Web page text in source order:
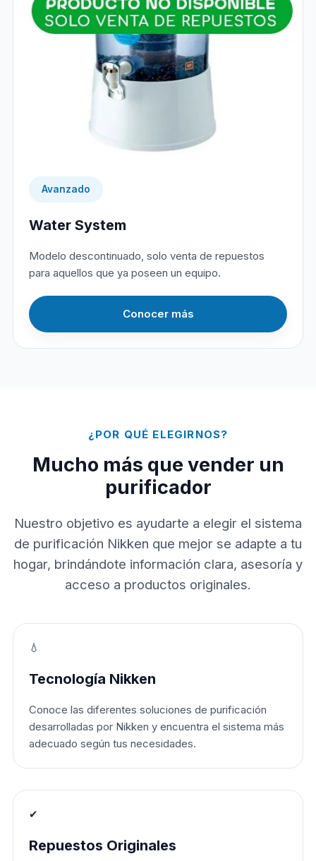
Avanzado
Water System
Modelo descontinuado, solo venta de repuestos
para aquellos que ya poseen un equipo.
Conocer más
¿POR QUÉ ELEGIRNOS?
Mucho más que vender un
purificador
Nuestro objetivo es ayudarte a elegir el sistema
de purificación Nikken que mejor se adapte a tu
hogar, brindándote información clara, asesoría y
acceso a productos originales.
💧
Tecnología Nikken
Conoce las diferentes soluciones de purificación
desarrolladas por Nikken y encuentra el sistema más
adecuado según tus necesidades.
✔
Repuestos Originales